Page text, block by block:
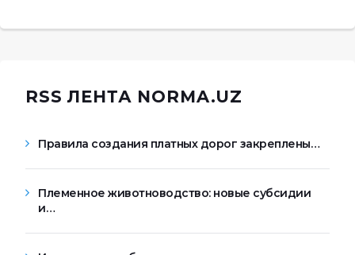
RSS ЛЕНТА NORMA.UZ
Правила создания платных дорог закреплены…
Племенное животноводство: новые субсидии
и…